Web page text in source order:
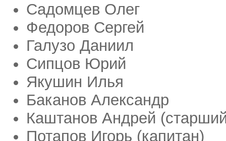
Садомцев Олег
Федоров Сергей
Галузо Даниил
Сипцов Юрий
Якушин Илья
Баканов Александр
Каштанов Андрей
Потапов Игорь (капитан)